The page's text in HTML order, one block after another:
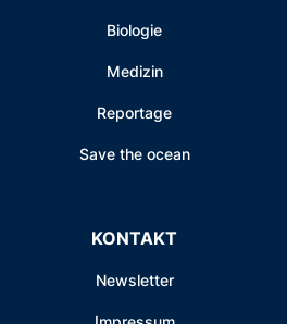
Biologie
Medizin
Reportage
Save the ocean
KONTAKT
Newsletter